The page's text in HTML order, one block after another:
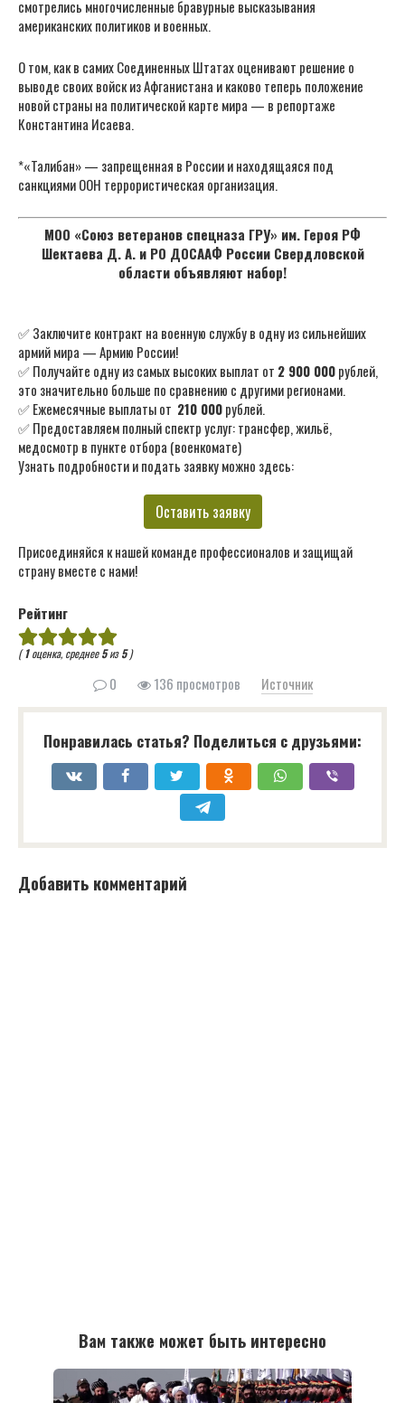
смотрелись многочисленные бравурные высказывания
американских политиков и военных.
О том, как в самих Соединенных Штатах оценивают решение о
выводе своих войск из Афганистана и каково теперь положение
новой страны на политической карте мира — в репортаже
Константина Исаева.
*«Талибан» — запрещенная в России и находящаяся под
санкциями ООН террористическая организация.
МОО «Союз ветеранов спецназа ГРУ» им. Героя РФ
Шектаева Д. А. и РО ДОСААФ России Свердловской
области объявляют набор!
✅ Заключите контракт на военную службу в одну из сильнейших
армий мира — Армию России!
✅ Получайте одну из самых высоких выплат от 2 900 000рублей,
это значительно больше по сравнению с другими регионами.
✅ Ежемесячные выплаты от 210 000рублей.
✅ Предоставляем полный спектр услуг: трансфер, жильё,
медосмотр в пункте отбора (военкомате)
Узнать подробности и подать заявку можно здесь:
Оставить заявку
Присоединяйся к нашей команде профессионалов и защищай
страну вместе с нами!
Рейтинг
(1оценка, среднее5из5)
0 136 просмотров Источник
Понравилась статья? Поделиться с друзьями:
Добавить комментарий
Вам также может быть интересно